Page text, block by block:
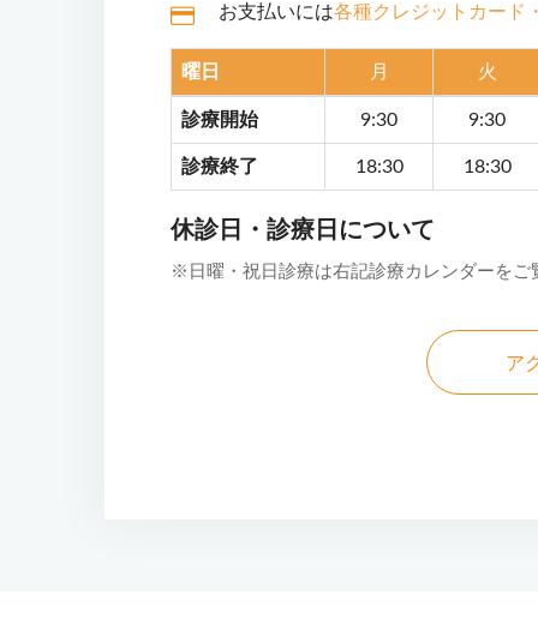
お支払いには各種クレジットカード
曜日 月 火
診療開始 9:30 9:30
診療終了 18:30 18:30
休診日・診療日について
※日曜・祝日診療は右記診療カレンダーをご
ア